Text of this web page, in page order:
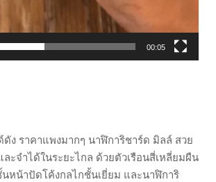
00:05
ง ราคาแพงมากๆ นาฬิการิชาร์ด มิลล์ สวย
ะจำได้ในระยะไกล ด้วยตัวเรือนสี่เหลี่ยมผืน
นหน้าปัดโค้งกลไกชั้นเยี่ยม และนาฬิการิ